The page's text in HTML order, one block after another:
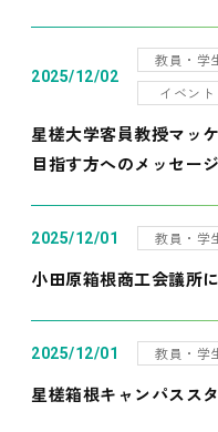
2025/12/02
教員・学
イベント
星槎大学客員教授マッ
目指す方へのメッセー
2025/12/01 教員・学
小田原箱根商工会議所
2025/12/01 教員・学
星槎箱根キャンパスス